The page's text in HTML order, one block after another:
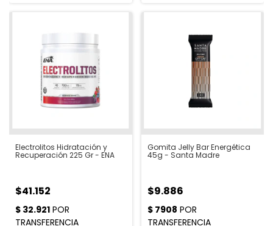
Electrolitos Hidratación y
Recuperación 225 Gr - ENA
$41.152
Gomita Jelly Bar Energética
45g - Santa Madre
$9.886